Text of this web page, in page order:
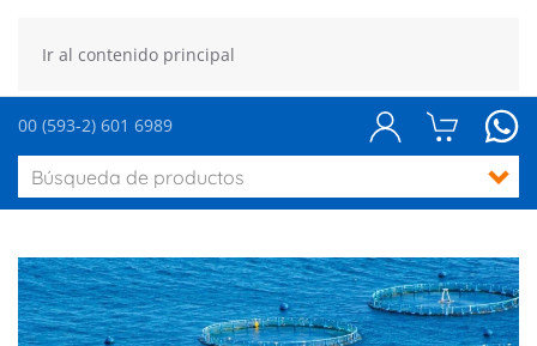
Ir al contenido principal
00 (593-2) 601 6989